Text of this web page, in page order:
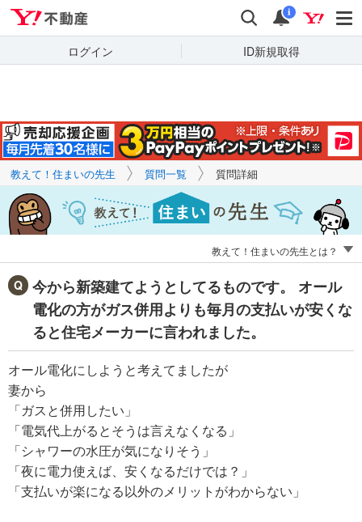
検索 通知
i
ログイン ID新規取得
キーワードで
質問を探す
教えて！住まいの先生 質問一覧 質問詳細
教えて！住まいの先生とは？
今から新築建てようとしてるものです。 オール
電化の方がガス併用よりも毎月の支払いが安くな
ると住宅メーカーに言われました。
オール電化にしようと考えてましたが
妻から
「ガスと併用したい」
「電気代上がるとそうは言えなくなる」
「シャワーの水圧が気になりそう」
「夜に電力使えば、安くなるだけでは？」
「支払いが楽になる以外のメリットがわからない」